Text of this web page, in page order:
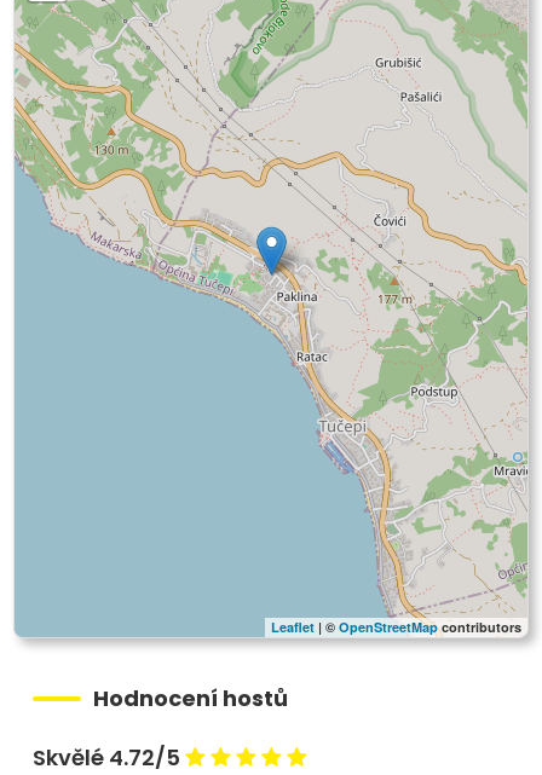
Leaflet | ©OpenStreetMapcontributors
Hodnocení hostů
Skvělé 4.72/5